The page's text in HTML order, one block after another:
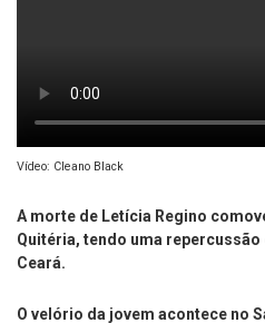
Vídeo: Cleano Black
A morte de Letícia Regino
Quitéria, tendo uma
Ceará.
O velório da jovem acontece no